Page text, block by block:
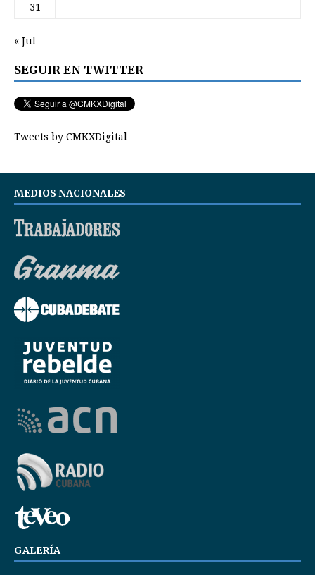
31
« Jul
SEGUIR EN TWITTER
Tweets by CMKXDigital
MEDIOS NACIONALES
GALERÍA